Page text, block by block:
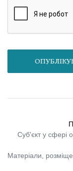
Суб'єкт у сфері
Матеріали,